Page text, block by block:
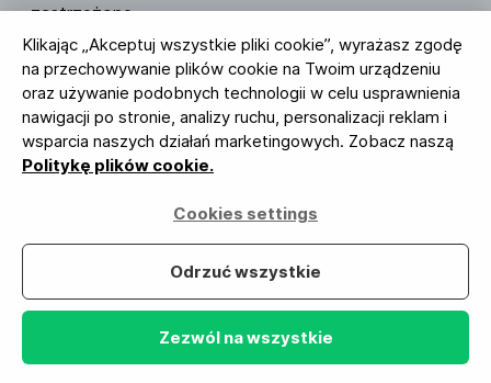
Klikając „Akceptuj wszystkie pliki cookie”, wyrażasz zgodę
na przechowywanie plików cookie na Twoim urządzeniu
oraz używanie podobnych technologii w celu usprawnienia
nawigacji po stronie, analizy ruchu, personalizacji reklam i
wsparcia naszych działań marketingowych. Zobacz naszą
Politykę plików cookie.
Cookies settings
Odrzuć wszystkie
Zezwól na wszystkie
zastrzeżone.
Regulamin Serwisu Polityka Prywatności
Strona
zaufania
Ustawienia ciasteczek
Identyfikacja
wizualna
BUREAU VERITAS
ISO 27001 Certification
Zgodność z RODO